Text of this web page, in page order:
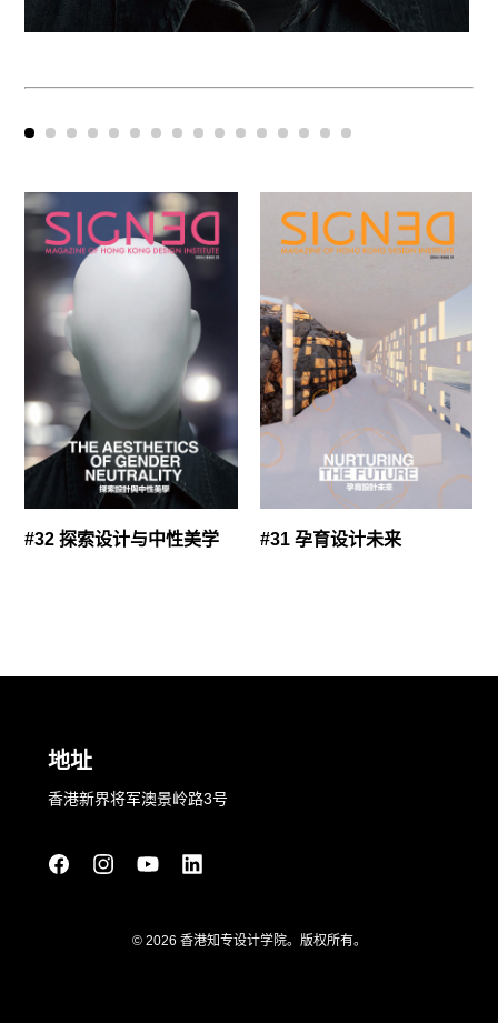
#32 探索设计与中性美学 #31 孕育设计未来
地址
香港新界将军澳景岭路3号
© 2026 香港知专设计学院。版权所有。